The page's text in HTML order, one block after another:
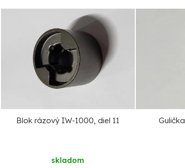
V
Blok rázový IW-1000, diel 11
skladom